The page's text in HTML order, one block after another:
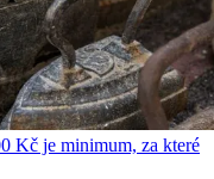
Kč je minimum, za které